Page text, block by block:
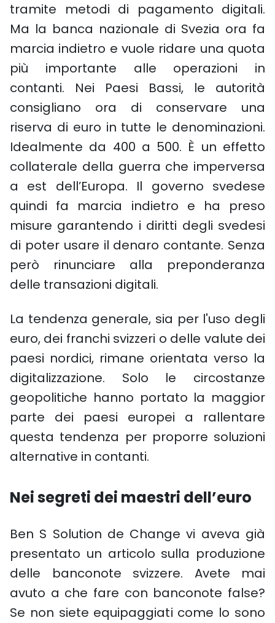
tramite metodi di pagamento digitali.
Ma la banca nazionale di Svezia ora fa
marcia indietro e vuole ridare una quota
più importante alle operazioni in
contanti. Nei Paesi Bassi, le autorità
consigliano ora di conservare una
riserva di euro in tutte le denominazioni.
Idealmente da 400 a 500. È un effetto
collaterale della guerra che imperversa
a est dell’Europa. Il governo svedese
quindi fa marcia indietro e ha preso
misure garantendo i diritti degli svedesi
di poter usare il denaro contante. Senza
però rinunciare alla preponderanza
delle transazioni digitali.
La tendenza generale, sia per l'uso degli
euro, dei franchi svizzeri o delle valute dei
paesi nordici, rimane orientata verso la
digitalizzazione. Solo le circostanze
geopolitiche hanno portato la maggior
parte dei paesi europei a rallentare
questa tendenza per proporre soluzioni
alternative in contanti.
Nei segreti dei maestri dell’euro
Ben S Solution de Change vi aveva già
presentato un articolo sulla produzione
delle banconote svizzere. Avete mai
avuto a che fare con banconote false?
Se non siete equipaggiati come lo sono